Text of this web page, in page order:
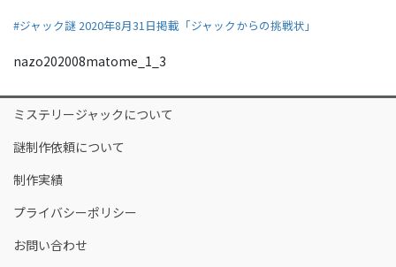
#ジャック謎 2020年8月31日掲載「ジャックからの挑戦状」
nazo202008matome_1_3
ミステリージャックについて
謎制作依頼について
制作実績
プライバシーポリシー
お問い合わせ